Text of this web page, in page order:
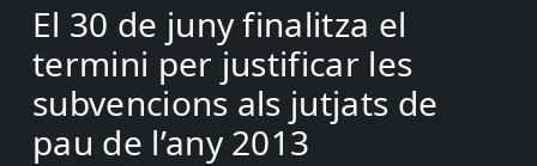
El 30 de juny finalitza el
termini per justificar les
subvencions als jutjats de
pau de l’any 2013